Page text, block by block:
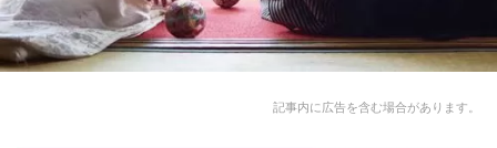
記事内に広告を含む場合があります。